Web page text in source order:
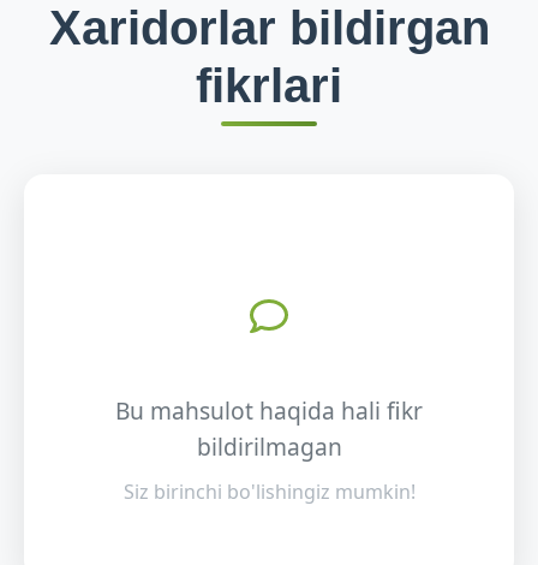
Xaridorlar bildirgan
fikrlari
Bu mahsulot haqida hali fikr
bildirilmagan
Siz birinchi bo'lishingiz mumkin!